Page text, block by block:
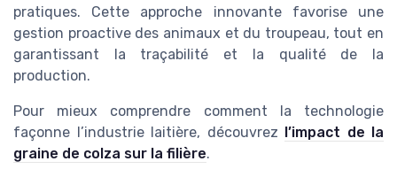
pratiques. Cette approche innovante favorise une
gestion proactive des animaux et du troupeau, tout en
garantissant la traçabilité et la qualité de la
production.
Pour mieux comprendre comment la technologie
façonne l’industrie laitière, découvrez l’impact de la
graine de colza sur la filière.